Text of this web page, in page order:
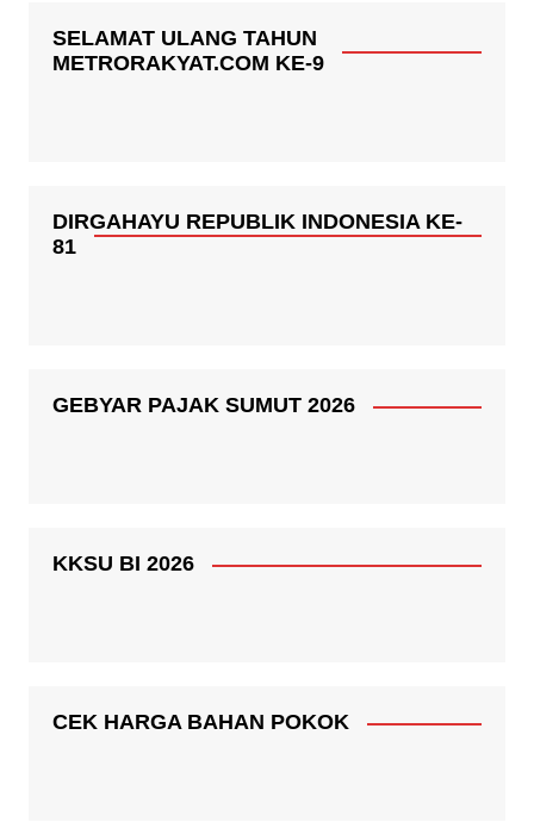
SELAMAT ULANG TAHUN
METRORAKYAT.COM KE-9
DIRGAHAYU REPUBLIK INDONESIA KE-
81
GEBYAR PAJAK SUMUT 2026
KKSU BI 2026
CEK HARGA BAHAN POKOK